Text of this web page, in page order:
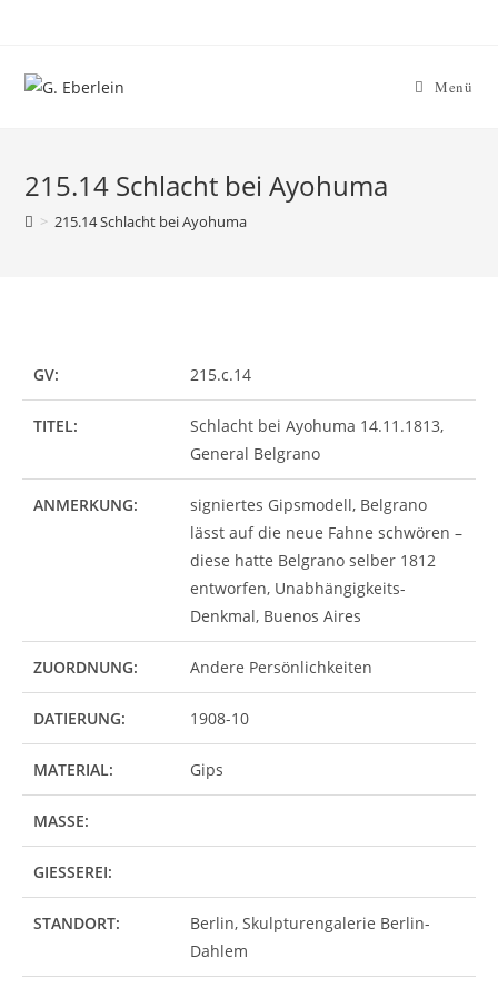
Menü
215.14 Schlacht bei Ayohuma
> 215.14 Schlacht bei Ayohuma
GV: 215.c.14
TITEL:
Schlacht bei Ayohuma 14.11.1813,
General Belgrano
ANMERKUNG:
signiertes Gipsmodell, Belgrano
lässt auf die neue Fahne schwören –
diese hatte Belgrano selber 1812
entworfen, Unabhängigkeits-
Denkmal, Buenos Aires
ZUORDNUNG: Andere Persönlichkeiten
DATIERUNG: 1908-10
MATERIAL: Gips
MASSE:
GIESSEREI:
STANDORT:
Berlin, Skulpturengalerie Berlin-
Dahlem